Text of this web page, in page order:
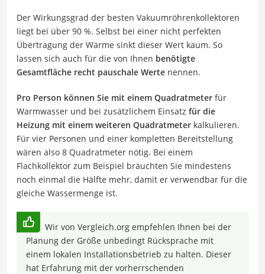
Der Wirkungsgrad der besten Vakuumröhrenkollektoren
liegt bei über 90 %. Selbst bei einer nicht perfekten
Übertragung der Wärme sinkt dieser Wert kaum. So
lassen sich auch für die von Ihnen benötigte
Gesamtfläche recht pauschale Werte nennen.
Pro Person können Sie mit einem Quadratmeter für
Warmwasser und bei zusätzlichem Einsatz für die
Heizung mit einem weiteren Quadratmeter kalkulieren.
Für vier Personen und einer kompletten Bereitstellung
wären also 8 Quadratmeter nötig. Bei einem
Flachkollektor zum Beispiel bräuchten Sie mindestens
noch einmal die Hälfte mehr, damit er verwendbar für die
gleiche Wassermenge ist.
Wir von Vergleich.org empfehlen Ihnen bei der
Planung der Größe unbedingt Rücksprache mit
einem lokalen Installationsbetrieb zu halten. Dieser
hat Erfahrung mit der vorherrschenden